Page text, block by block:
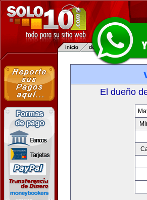
El dueño